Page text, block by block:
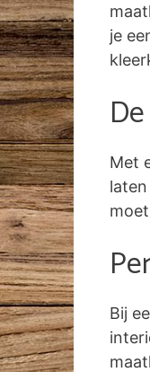
je
Met
Bij